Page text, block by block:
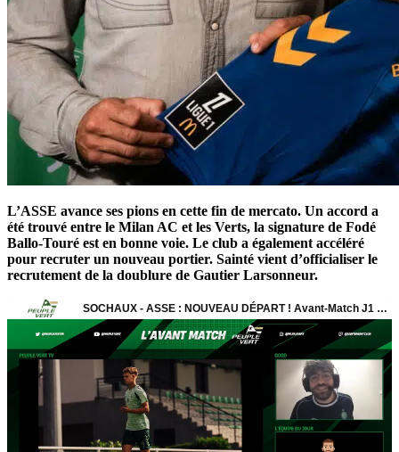
L’ASSE avance ses pions en cette fin de mercato. Un accord a
été trouvé entre le Milan AC et les Verts, la signature de Fodé
Ballo-Touré est en bonne voie. Le club a également accéléré
pour recruter un nouveau portier. Sainté vient d’officialiser le
recrutement de la doublure de Gautier Larsonneur.